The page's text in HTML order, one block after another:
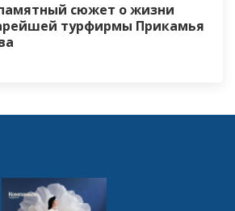
сюжет о жизни
турфирмы Прикамья